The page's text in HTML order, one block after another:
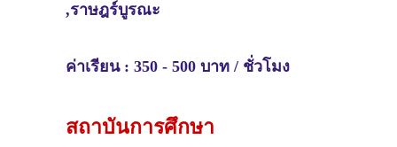
,ราษฎร์บูรณะ
ค่าเรียน : 350 - 500 บาท / ชั่วโมง
สถาบันการศึกษา